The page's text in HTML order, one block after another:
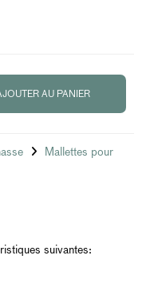
AU PANIER
Mallettes pour
suivantes: